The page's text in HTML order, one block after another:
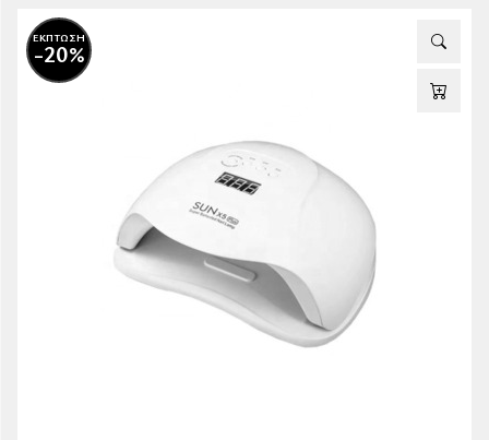
ΕΚΠΤΩΣΗ
-20%